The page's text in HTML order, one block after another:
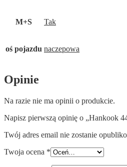
M+S Tak
oś pojazdu naczepowa
Opinie
Na razie nie ma opinii o produkcie.
Napisz pierwszą opinię o „Hankook
Twój adres email nie zostanie
Twoja ocena *